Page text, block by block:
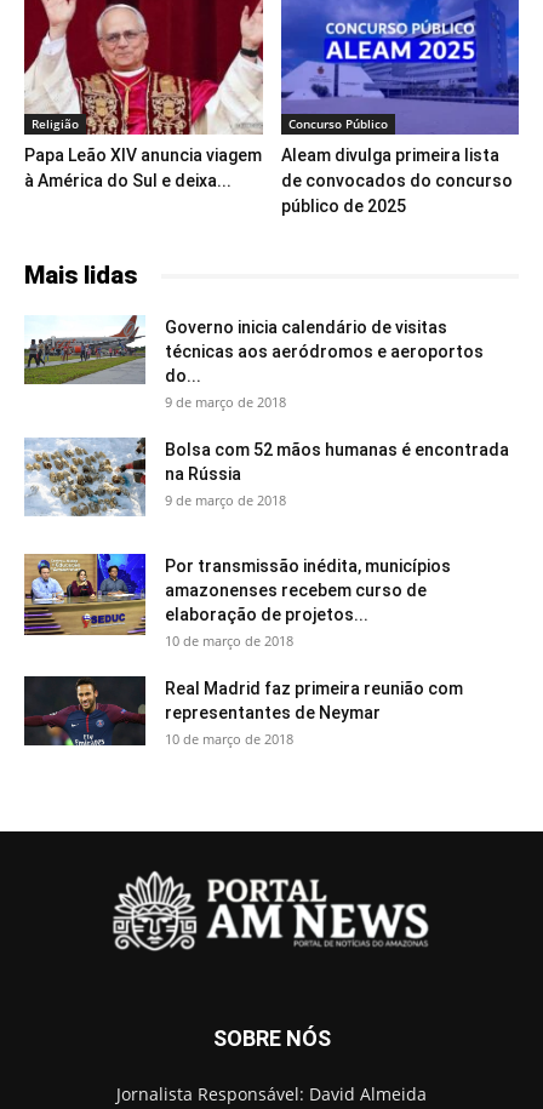
Religião
Papa Leão XIV anuncia viagem
à América do Sul e deixa...
Concurso Público
Aleam divulga primeira lista
de convocados do concurso
público de 2025
Mais lidas
Governo inicia calendário de visitas
técnicas aos aeródromos e aeroportos
do...
9 de março de 2018
Bolsa com 52 mãos humanas é encontrada
na Rússia
9 de março de 2018
Por transmissão inédita, municípios
amazonenses recebem curso de
elaboração de projetos...
10 de março de 2018
Real Madrid faz primeira reunião com
representantes de Neymar
10 de março de 2018
SOBRE NÓS
Jornalista Responsável: David Almeida